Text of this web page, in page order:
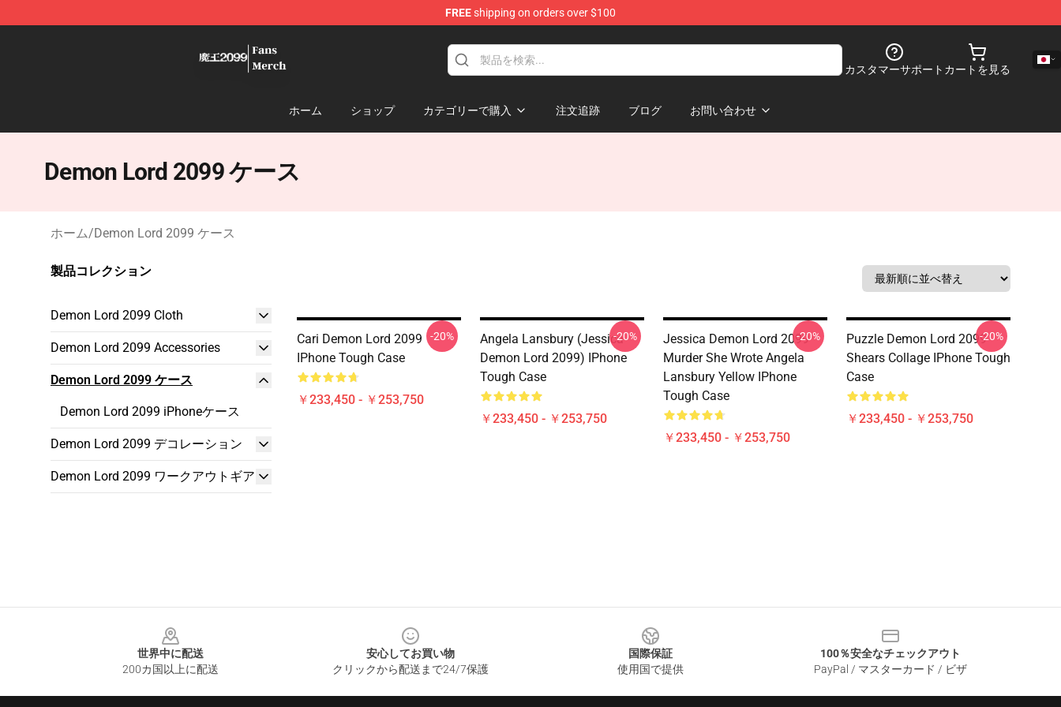
FREEshipping on orders over $100
カスタマーサポート カートを見る
ホーム ショップ カテゴリーで購入 注文追跡 ブログ お問い合わせ
Demon Lord 2099 ケース
ホーム/Demon Lord 2099 ケース
製品コレクション
Demon Lord 2099 Cloth
Demon Lord 2099 Accessories
Demon Lord 2099 ケース
Demon Lord 2099 iPhoneケース
Demon Lord 2099 デコレーション
Demon Lord 2099 ワークアウトギア
Cari Demon Lord 2099
IPhone Tough Case
￥233,450 - ￥253,750
-20%
Angela Lansbury (Jessica
Demon Lord 2099) IPhone
Tough Case
￥233,450 - ￥253,750
-20%
Jessica Demon Lord 2099
Murder She Wrote Angela
Lansbury Yellow IPhone
Tough Case
￥233,450 - ￥253,750
-20%
Puzzle Demon Lord 2099
Shears Collage IPhone Tough
Case
￥233,450 - ￥253,750
-20%
世界中に配送
200カ国以上に配送
安心してお買い物
クリックから配送まで24/7保護
国際保証
使用国で提供
100％安全なチェックアウト
PayPal / マスターカード / ビザ